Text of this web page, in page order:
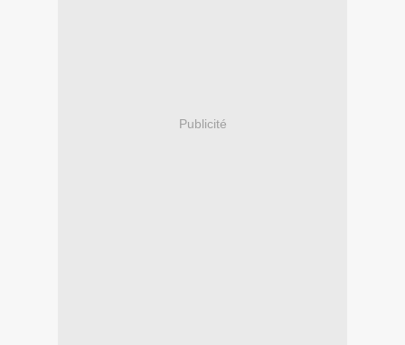
Publicité